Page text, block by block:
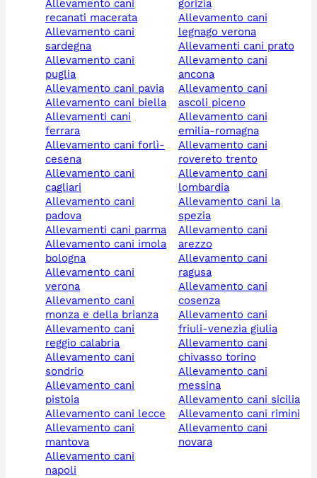
allevamento cani
recanati macerata
allevamento cani
sardegna
allevamento cani
puglia
allevamento cani pavia
allevamento cani biella
allevamenti cani
ferrara
allevamento cani forlì-
cesena
allevamento cani
cagliari
allevamento cani
padova
allevamenti cani parma
allevamento cani imola
bologna
allevamento cani
verona
allevamento cani
monza e della brianza
allevamento cani
reggio calabria
allevamento cani
sondrio
allevamento cani
pistoia
allevamento cani lecce
allevamento cani
mantova
allevamento cani
napoli
gorizia
allevamento cani
legnago verona
allevamenti cani prato
allevamento cani
ancona
allevamento cani
ascoli piceno
allevamento cani
emilia-romagna
allevamento cani
rovereto trento
allevamento cani
lombardia
allevamento cani la
spezia
allevamento cani
arezzo
allevamento cani
ragusa
allevamento cani
cosenza
allevamento cani
friuli-venezia giulia
allevamento cani
chivasso torino
allevamento cani
messina
allevamento cani sicilia
allevamento cani rimini
allevamento cani
novara